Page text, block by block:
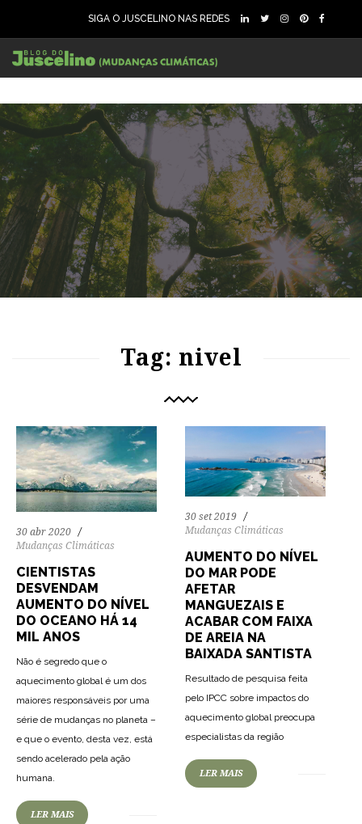
SIGA O JUSCELINO NAS REDES
Tag: nivel
30 abr 2020
Mudanças Climáticas
CIENTISTAS
DESVENDAM
AUMENTO DO NÍVEL
DO OCEANO HÁ 14
MIL ANOS
Não é segredo que o
aquecimento global é um dos
maiores responsáveis por uma
série de mudanças no planeta –
e que o evento, desta vez, está
sendo acelerado pela ação
humana.
LER MAIS
30 set 2019
Mudanças Climáticas
AUMENTO DO NÍVEL
DO MAR PODE
AFETAR
MANGUEZAIS E
ACABAR COM FAIXA
DE AREIA NA
BAIXADA SANTISTA
Resultado de pesquisa feita
pelo IPCC sobre impactos do
aquecimento global preocupa
especialistas da região
LER MAIS